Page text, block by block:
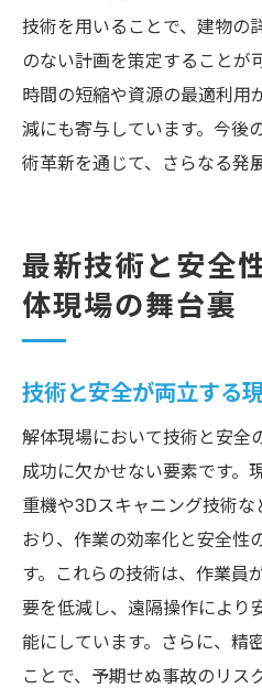
技術を用いることで、建物の
のない計画を策定することが
時間の短縮や資源の最適利用
減にも寄与しています。今後
術革新を通じて、さらなる発
最新技術と安全
体現場の舞台裏
技術と安全が両立する
解体現場において技術と安全
成功に欠かせない要素です。
重機や3Dスキャニング技術
おり、作業の効率化と安全性
す。これらの技術は、作業員
要を低減し、遠隔操作により
能にしています。さらに、精
ことで、予期せぬ事故のリス